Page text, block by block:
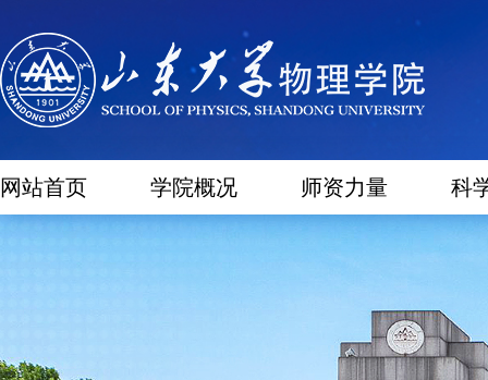
网站首页 学院概况 师资力量 科